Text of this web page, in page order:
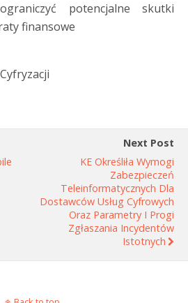
potencjalne skutki
finansowe
Next Post
KE Określiła Wymogi
Zabezpieczeń
Teleinformatycznych Dla
Dostawców Usług Cyfrowych
Oraz Parametry I Progi
Zgłaszania Incydentów
Istotnych